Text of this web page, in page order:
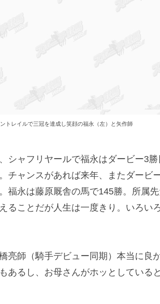
トレイルで三冠を達成し笑顔の福永（左）と矢作師
シャフリヤールで福永はダービー3
チャンスがあれば来年、またダービ
福永は藤原厩舎の馬で145勝。所属
ることだが人生は一度きり。いろい
師（騎手デビュー同期）本当に良
あるし、お母さんがホッとしている